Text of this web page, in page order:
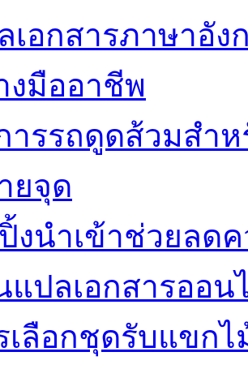
เอกสารภาษาอั
งมืออาชีพ
ารรถดูดส้วมสำ
ยจุด
งนำเข้าช่วยลด
แปลเอกสารออน
เลือกชุดรับแขก